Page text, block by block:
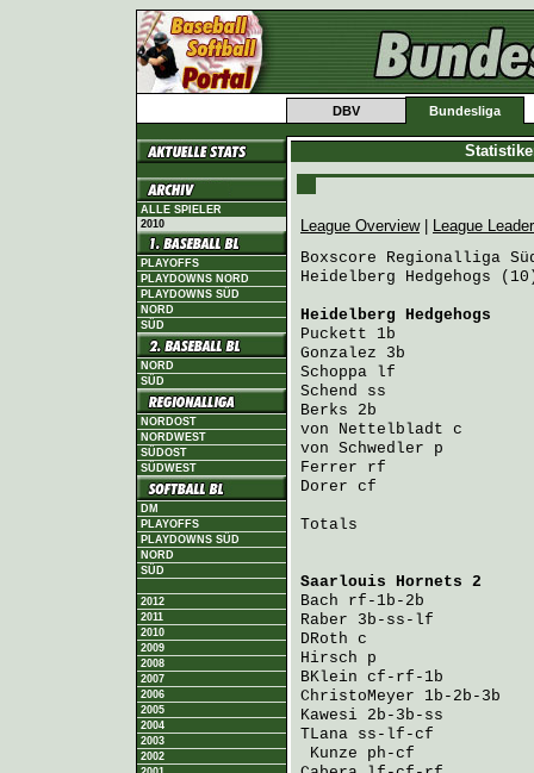
DBV Bundesliga
ALLE SPIELER
2010
PLAYOFFS
PLAYDOWNS NORD
PLAYDOWNS SÜD
NORD
SÜD
NORD
SÜD
NORDOST
NORDWEST
SÜDOST
SÜDWEST
DM
PLAYOFFS
PLAYDOWNS SÜD
NORD
SÜD
2012
2011
2010
2009
2008
2007
2006
2005
2004
2003
2002
League Overview|
League
Boxscore Regionalliga
Heidelberg Hedgehogs
Heidelberg Hedgehogs
Puckett 1b
Gonzalez 3b
Schoppa lf
Schend ss
Berks 2b
von Nettelbladt c
von Schwedler p
Ferrer rf
Dorer cf
Totals
Saarlouis Hornets 2
Bach rf-1b-2b
Raber 3b-ss-lf
DRoth c
Hirsch p
BKlein cf-rf-1b
ChristoMeyer 1b-2b-3b
Kawesi 2b-3b-ss
TLana ss-lf-cf
Kunze ph-cf